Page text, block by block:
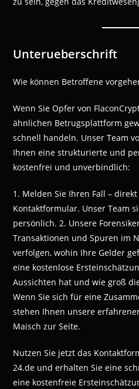
Unterueberschrift
Wie können Betroffene
Wenn Sie Opfer von
ähnlichen Betrugsplattform
schnell handeln. Unser Team
Ihnen eine strukturierte und
kostenfrei und unverbindlich:
1. Melden Sie Ihren Fall –
Kontaktformular. Unser Team
persönlich. 2. Unsere
Transaktionen und Spuren im
verfolgen, wohin Ihre Gelder
eine kostenlose
Aussichten hat und wie groß
Wenn Sie sich für eine
stehen Ihnen unsere
Maisch zur Seite.
Nutzen Sie jetzt das
24.de und erhalten Sie eine
eine kostenfreie